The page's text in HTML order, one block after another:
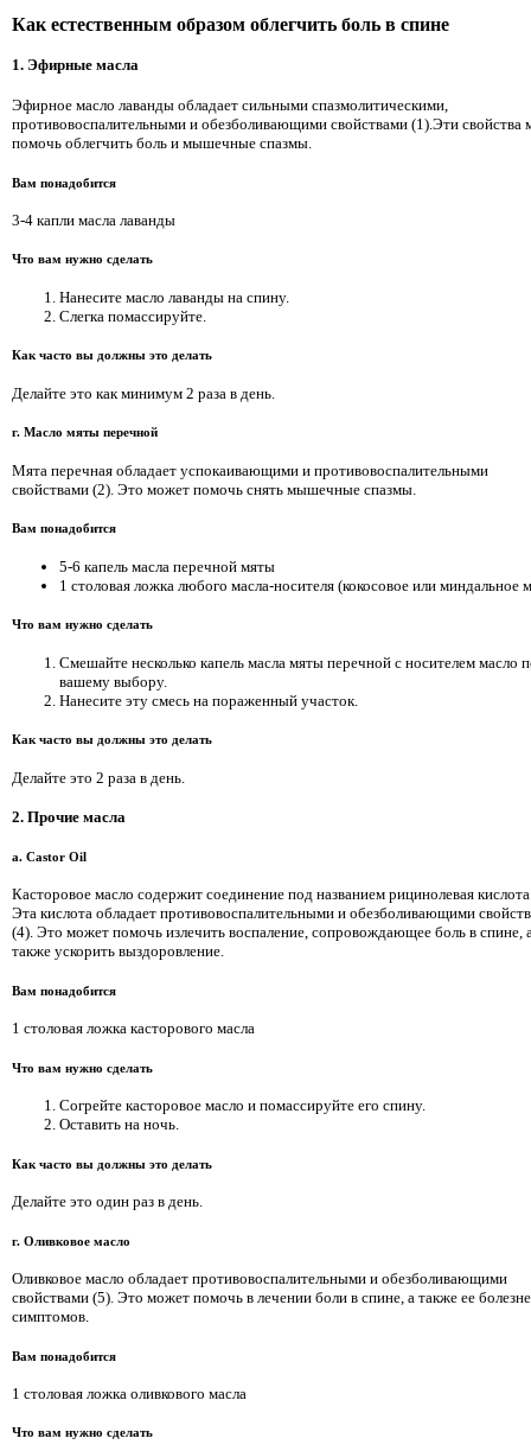
Как естественным образом облегчить боль в спине
1. Эфирные масла
Эфирное масло лаванды обладает сильными спазмолитическими,
противовоспалительными и обезболивающими свойствами (1).Эти свойства
помочь облегчить боль и мышечные спазмы.
Вам понадобится
3-4 капли масла лаванды
Что вам нужно сделать
Нанесите масло лаванды на спину.
Слегка помассируйте.
Как часто вы должны это делать
Делайте это как минимум 2 раза в день.
г. Масло мяты перечной
Мята перечная обладает успокаивающими и противовоспалительными
свойствами (2). Это может помочь снять мышечные спазмы.
Вам понадобится
5-6 капель масла перечной мяты
1 столовая ложка любого масла-носителя (кокосовое или миндальное
Что вам нужно сделать
Смешайте несколько капель масла мяты перечной с носителем масло
вашему выбору.
Нанесите эту смесь на пораженный участок.
Как часто вы должны это делать
Делайте это 2 раза в день.
2. Прочие масла
a. Castor Oil
Касторовое масло содержит соединение под названием рицинолевая
Эта кислота обладает противовоспалительными и обезболивающими
(4). Это может помочь излечить воспаление, сопровождающее боль в спине,
также ускорить выздоровление.
Вам понадобится
1 столовая ложка касторового масла
Что вам нужно сделать
Согрейте касторовое масло и помассируйте его спину.
Оставить на ночь.
Как часто вы должны это делать
Делайте это один раз в день.
г. Оливковое масло
Оливковое масло обладает противовоспалительными и обезболивающими
свойствами (5). Это может помочь в лечении боли в спине, а также ее
симптомов.
Вам понадобится
1 столовая ложка оливкового масла
Что вам нужно сделать